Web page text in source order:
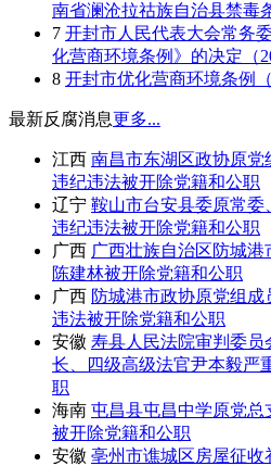
南省澜沧拉祜族自治县禁毒
7 开封市人民代表大会常务
化营商环境条例》的决定（
8 开封市优化营商环境条例（
最新反腐消息更多...
江西 南昌市东湖区政协原
违纪违法被开除党籍和公职
辽宁 鞍山市台安县委原常
违纪违法被开除党籍和公职
广西 广西壮族自治区防城
陈建林被开除党籍和公职
广西 防城港市政协原党组
违法被开除党籍和公职
安徽 寿县人民法院审判委员
长、四级高级法官尹本毅严
职
海南 屯昌县屯昌中学原党
被开除党籍和公职
安徽 亳州市谯城区房屋征收